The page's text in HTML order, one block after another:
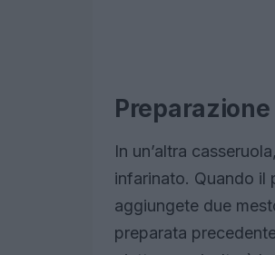
In un’altra
infarinato. Quando il
aggiungete due
preparata